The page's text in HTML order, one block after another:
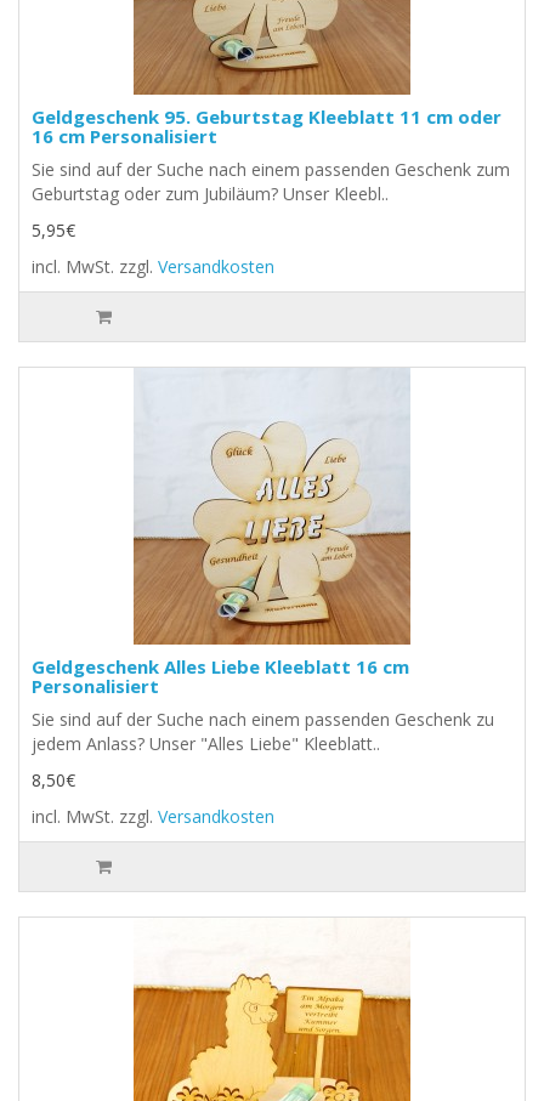
Geldgeschenk 95. Geburtstag Kleeblatt 11 cm oder
16 cm Personalisiert
Sie sind auf der Suche nach einem passenden Geschenk zum
Geburtstag oder zum Jubiläum? Unser Kleebl..
5,95€
incl. MwSt. zzgl. Versandkosten
Geldgeschenk Alles Liebe Kleeblatt 16 cm
Personalisiert
Sie sind auf der Suche nach einem passenden Geschenk zu
jedem Anlass? Unser "Alles Liebe" Kleeblatt..
8,50€
incl. MwSt. zzgl. Versandkosten